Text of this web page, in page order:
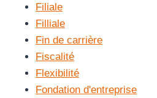
Filiale
Filliale
Fin de carrière
Fiscalité
Flexibilité
Fondation d'entreprise